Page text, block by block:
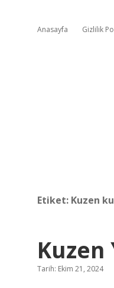
Anasayfa Gizlilik
Etiket: Kuzen
Kuzen
Tarih: Ekim 21, 2024